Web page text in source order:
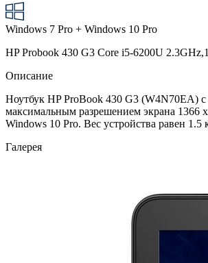
Windows 7 Pro + Windows 10 Pro
HP Probook 430 G3 Core i5-6200U
Описание
Ноутбук HP ProBook 430 G3 (W4N70EA) с
максимальным разрешением экрана 1366
Windows 10 Pro. Вес устройства равен 1.5
Галерея